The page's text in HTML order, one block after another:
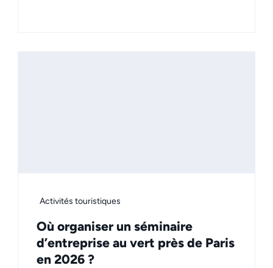
Activités touristiques
Où organiser un séminaire
d’entreprise au vert près de Paris
en 2026 ?